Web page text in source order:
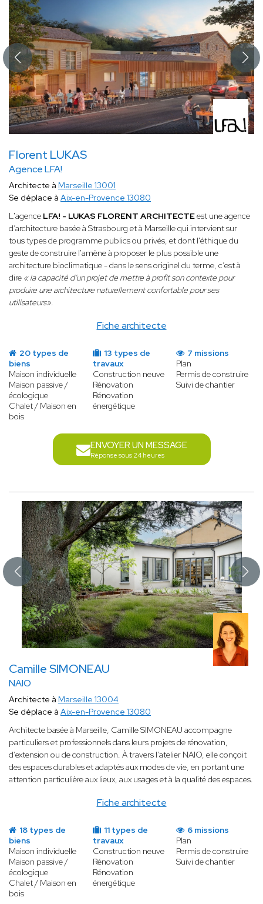
Florent LUKAS
Agence LFA!
Fiche architecte
Architecte à Marseille 13001
Se déplace à Aix-en-Provence 13080
L'agence LFA! - LUKAS FLORENT ARCHITECTEest une agence
d’architecture basée à Strasbourg et à Marseille qui intervient sur
tous types de programme publics ou privés, et dont l'éthique du
geste de construire l'amène à proposer le plus possible une
architecture bioclimatique - dans le sens originel du terme, c’est à
dire « la capacité d’un projet de mettre à profit son contexte pour
produire une architecture naturellement confortable pour ses
utilisateurs».
20 types de
biens
Maison individuelle
Maison passive /
écologique
Chalet / Maison en
bois
13 types de
travaux
Construction neuve
Rénovation
Rénovation
énergétique
7 missions
Plan
Permis de construire
Suivi de chantier
ENVOYER UN MESSAGE
Réponse sous 24 heures
Camille SIMONEAU
NAIO
Fiche architecte
Architecte à Marseille 13004
Se déplace à Aix-en-Provence 13080
Architecte basée à Marseille, Camille SIMONEAU accompagne
particuliers et professionnels dans leurs projets de rénovation,
d’extension ou de construction. À travers l’atelier NAIO, elle conçoit
des espaces durables et adaptés aux modes de vie, en portant une
attention particulière aux lieux, aux usages et à la qualité des espaces.
18 types de
biens
Maison individuelle
Maison passive /
écologique
Chalet / Maison en
bois
11 types de
travaux
Construction neuve
Rénovation
Rénovation
énergétique
6 missions
Plan
Permis de construire
Suivi de chantier